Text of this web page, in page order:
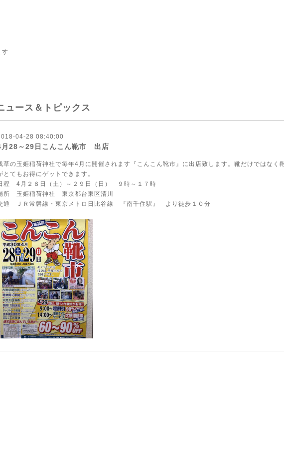
ュース＆トピックス
04-28 08:40:00
月28～29日こんこん靴市 出店
草の玉姫稲荷神社で毎年4月に開催されます『こんこん靴市』に出店致します。靴だけではなく
とてもお得にゲットできます。
程 4月２８日（土）～２９日（日） ９時～１７時
所 玉姫稲荷神社 東京都台東区清川
通 ＪＲ常磐線・東京メトロ日比谷線 『南千住駅』 より徒歩１０分